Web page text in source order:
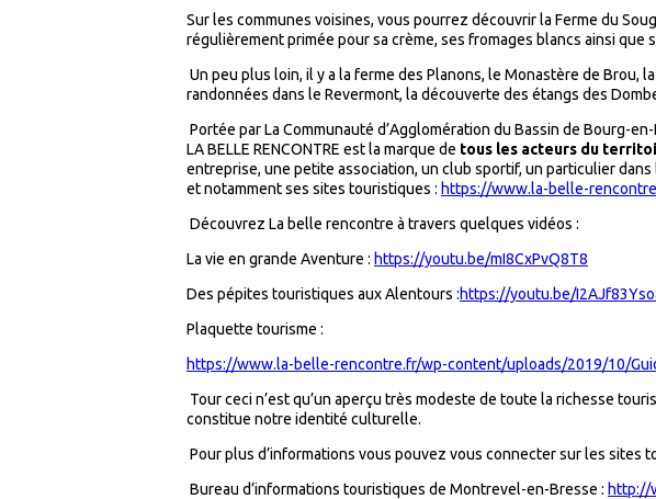
Sur les communes voisines, vous pourrez découvrir la Ferme du
régulièrement primée pour sa crème, ses fromages blancs ainsi que
Un peu plus loin, il y a la ferme des Planons, le Monastère de Brou,
randonnées dans le Revermont, la découverte des étangs des
Portée par La Communauté d’Agglomération du Bassin de Bourg-
LA BELLE RENCONTRE est la marque de tous les acteurs du
entreprise, une petite association, un club sportif, un particulier
et notamment ses sites touristiques : https://www.la-belle-
Découvrez La belle rencontre à travers quelques vidéos :
La vie en grande Aventure : https://youtu.be/mI8CxPvQ8T8
Des pépites touristiques aux Alentours :https://youtu.be/
Plaquette tourisme :
https://www.la-belle-rencontre.fr/wp-content/uploads/2019/10/
Tour ceci n’est qu’un aperçu très modeste de toute la richesse
constitue notre identité culturelle.
Pour plus d’informations vous pouvez vous connecter sur les sites
Bureau d’informations touristiques de Montrevel-en-Bresse : http://